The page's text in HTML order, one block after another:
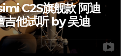
C2S旗舰款 阿迪
吉他试听 by 吴迪